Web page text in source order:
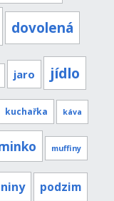
dovolená
jaro jídlo
kuchařka káva
muffiny
podzim